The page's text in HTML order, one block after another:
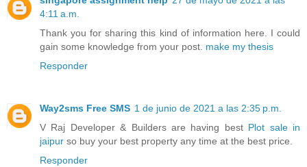
4:11 a.m.
Thank you for sharing this kind of information here. I could
gain some knowledge from your post. make my thesis
Responder
Way2sms Free SMS 1 de junio de 2021 a las 2:35 p.m.
V Raj Developer & Builders are having best Plot sale in
jaipur so buy your best property any time at the best price.
Responder